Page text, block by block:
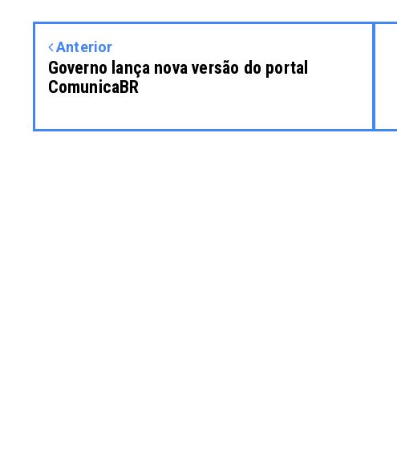
Anterior
Governo lança nova versão do portal
ComunicaBR